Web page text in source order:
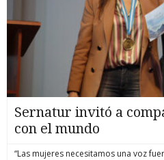
Sernatur invitó a
con el mundo
“Las mujeres necesitamos una voz